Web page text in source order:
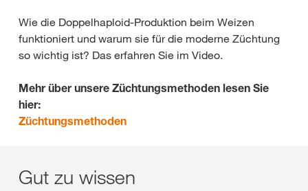
Wie die Doppelhaploid-Produktion beim Weizen
funktioniert und warum sie für die moderne Züchtung
so wichtig ist? Das erfahren Sie im Video.
Mehr über unsere Züchtungsmethoden lesen Sie
hier:
Züchtungsmethoden
Gut zu wissen